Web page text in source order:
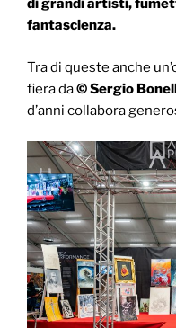
di grandi artisti,
fantascienza.
Tra di queste anche
fiera da© Sergio
d’anni collabora